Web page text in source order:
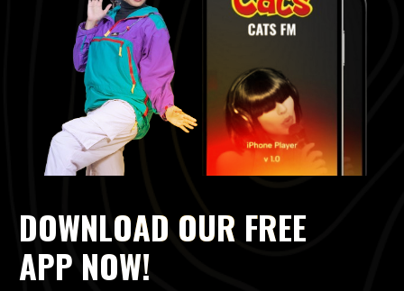
DOWNLOAD OUR FREE
APP NOW!